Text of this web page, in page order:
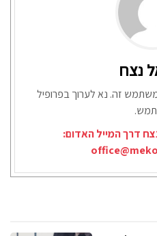
נצח
זה. נא לערוך בפרופיל
דרך המייל האדום: